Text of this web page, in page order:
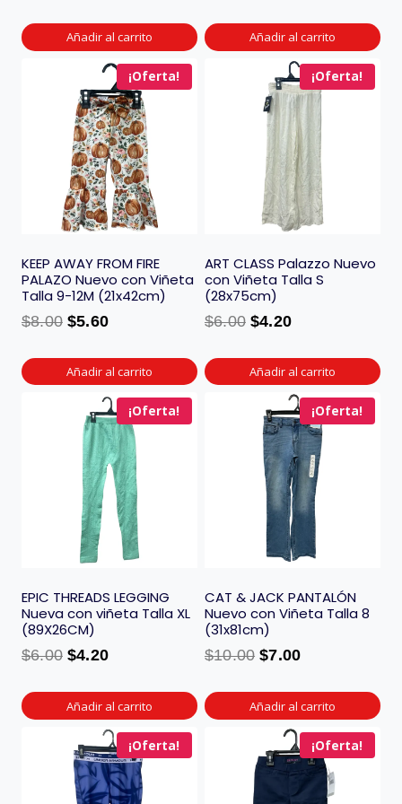
Añadir al carrito Añadir al carrito
¡Oferta!
KEEP AWAY FROM FIRE
PALAZO Nuevo con Viñeta
Talla 9-12M (21x42cm)
$8.00 $5.60
Añadir al carrito
¡Oferta!
ART CLASS Palazzo Nuevo
con Viñeta Talla S
(28x75cm)
$6.00 $4.20
Añadir al carrito
¡Oferta!
EPIC THREADS LEGGING
Nueva con viñeta Talla XL
(89X26CM)
$6.00 $4.20
Añadir al carrito
¡Oferta!
CAT & JACK PANTALÓN
Nuevo con Viñeta Talla 8
(31x81cm)
$10.00 $7.00
Añadir al carrito
¡Oferta! ¡Oferta!